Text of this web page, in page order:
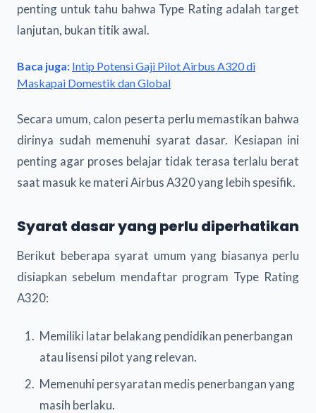
penting untuk tahu bahwa Type Rating adalah target
lanjutan, bukan titik awal.
Baca juga: Intip Potensi Gaji Pilot Airbus A320 di
Maskapai Domestik dan Global
Secara umum, calon peserta perlu memastikan bahwa
dirinya sudah memenuhi syarat dasar. Kesiapan ini
penting agar proses belajar tidak terasa terlalu berat
saat masuk ke materi Airbus A320 yang lebih spesifik.
Syarat dasar yang perlu diperhatikan
Berikut beberapa syarat umum yang biasanya perlu
disiapkan sebelum mendaftar program Type Rating
A320:
Memiliki latar belakang pendidikan penerbangan
atau lisensi pilot yang relevan.
Memenuhi persyaratan medis penerbangan yang
masih berlaku.